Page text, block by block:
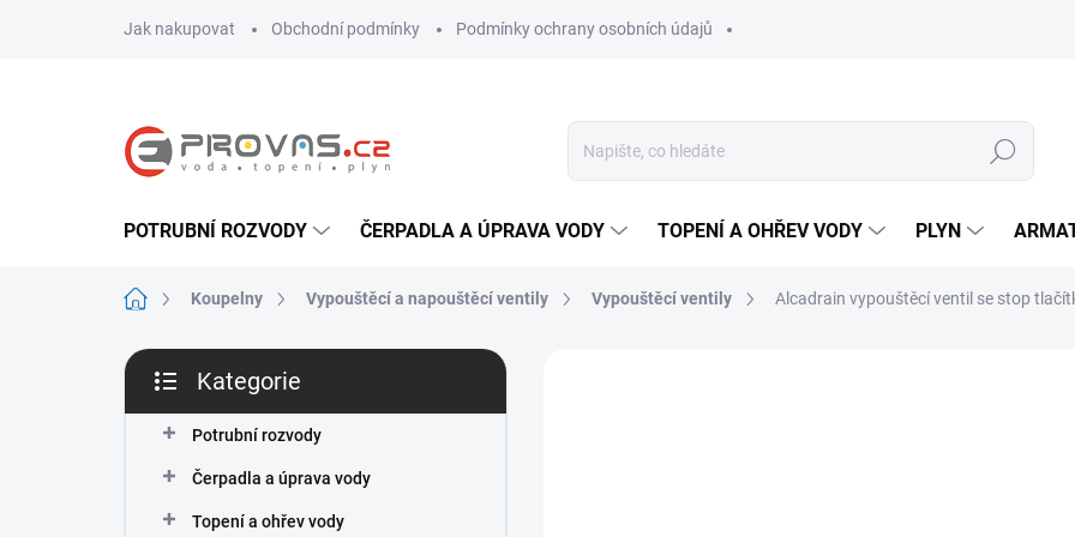
Jak nakupovat Obchodní podmínky Podmínky ochrany osobních údajů
Hledat
POTRUBNÍ ROZVODY ČERPADLA A ÚPRAVA VODY TOPENÍ A OHŘEV VODY PLYN
Domů Koupelny Vypouštěcí a napouštěcí ventily Vypouštěcí ventily Alcadrain vypouštěcí ventil se stop
P
s
kategorie
Kategorie
Potrubní rozvody
Čerpadla a úprava vody
Topení a ohřev vody